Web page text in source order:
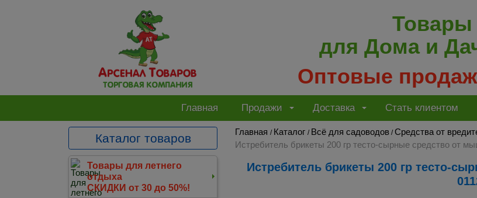
Товары
для Дома и
Оптовые
Главная Продажи Доставка Стать клиентом
Каталог товаров
Товары для летнего
отдыха
СКИДКИ от 30 до 50%!
Главная / Каталог / Всё для садоводов /Средства от
Истребитель брикеты 200 гр тесто-сырные средство от
Истребитель брикеты 200 гр тесто-сырные средство от мышей и крыс (Зарит)